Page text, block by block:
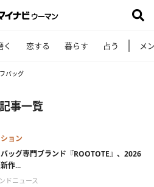
く 恋する 暮らす 占う メ
バッグ
事一覧
ョン
バッグ専門ブランド『ROOTOTE』、2026
作...
ドニュース